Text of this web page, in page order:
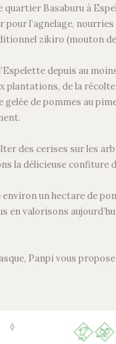
Basaburu à
l’agnelage,
zikiro (mouton
depuis au
plantations, de la
de pommes au
des cerises sur les
la délicieuse confiture
un hectare de
en valorisons
Panpi vous
◊